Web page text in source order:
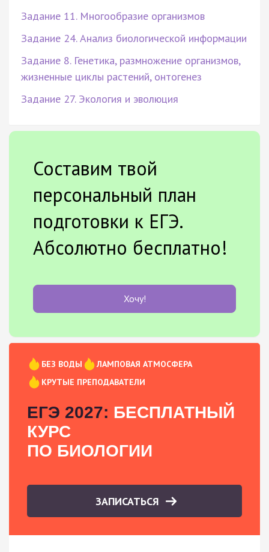
Задание 11. Многообразие организмов
Задание 24. Анализ биологической информации
Задание 8. Генетика, размножение организмов,
жизненные циклы растений, онтогенез
Задание 27. Экология и эволюция
Составим твой
персональный план
подготовки к ЕГЭ.
Абсолютно бесплатно!
Хочу!
БЕЗ ВОДЫ
ЛАМПОВАЯ АТМОСФЕРА
КРУТЫЕ ПРЕПОДАВАТЕЛИ
ЕГЭ 2027: БЕСПЛАТНЫЙ
КУРС
ПО БИОЛОГИИ
ЗАПИСАТЬСЯ